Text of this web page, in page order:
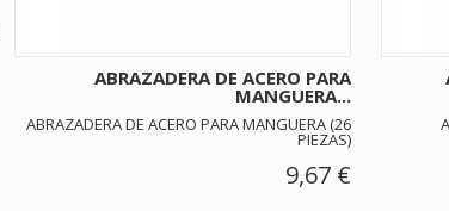
ABRAZADERA DE ACERO PARA
MANGUERA...
ABRAZADERA DE ACERO PARA MANGUERA (26
PIEZAS)
9,67 €